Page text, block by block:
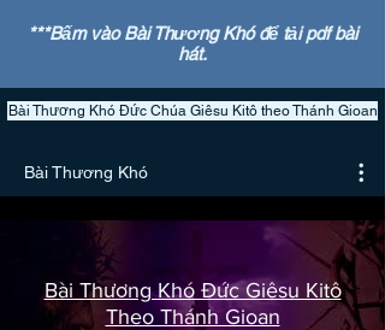
***Bấm vào Bài Thương Khó để tải pdf bài
hát.
Bài Thương Khó Đức Chúa Giêsu Kitô theo Thánh Gioan
Bài Thương Khó
Bài Thương Khó Đức Giêsu Kitô
Theo Thánh Gioan